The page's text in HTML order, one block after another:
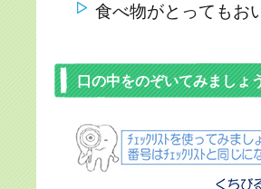
食べ物がとってもお
口の中をのぞいてみましょ